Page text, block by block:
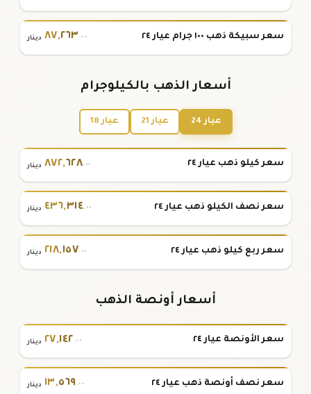
سعر سبيكة ذهب ١٠٠ جرام عيار ٢٤ ٨٧,٢٦٣.٠٠ دينار
أسعار الذهب بالكيلوجرام
عيار 24 عيار 21 عيار 18
سعر كيلو ذهب عيار ٢٤ ٨٧٢,٦٢٨.٠٠ دينار
سعر نصف الكيلو ذهب عيار ٢٤ ٤٣٦,٣١٤.٠٠ دينار
سعر ربع كيلو ذهب عيار ٢٤ ٢١٨,١٥٧.٠٠ دينار
أسعار أونصة الذهب
سعر الأونصة عيار ٢٤ ٢٧,١٤٢.٠٠ دينار
سعر نصف أونصة ذهب عيار ٢٤ ١٣,٥٦٩.٠٠ دينار